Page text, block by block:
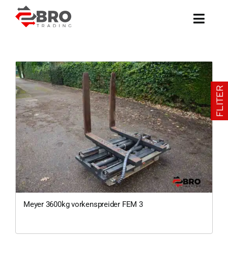
naar
inhoud
Meyer 3600kg vorkenspreider FEM 3
FLITER